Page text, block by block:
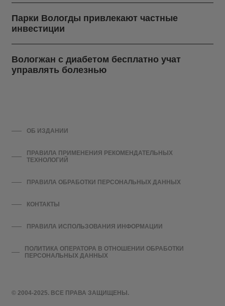
Парки Вологды привлекают частные
инвестиции
Вологжан с диабетом бесплатно учат
управлять болезнью
© 2004-2025. ВСЕ ПРАВА ЗАЩИЩЕНЫ.
ОБ ИЗДАНИИ
ПРАВИЛА ПРИМЕНЕНИЯ РЕКОМЕНДАТЕЛЬНЫХ
ТЕХНОЛОГИЙ
ПРАВИЛА ОБРАБОТКИ ПЕРСОНАЛЬНЫХ ДАННЫХ
КОНТАКТЫ
ПРАВИЛА ИСПОЛЬЗОВАНИЯ ИНФОРМАЦИИ
ПОЛИТИКА ОПЕРАТОРА В ОТНОШЕНИИ ОБРАБОТКИ
ПЕРСОНАЛЬНЫХ ДАННЫХ